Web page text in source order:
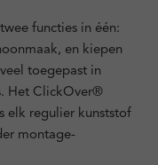
functies in één:
en kiepen
toegepast in
Het ClickOver®
elk regulier kunststof
montage-